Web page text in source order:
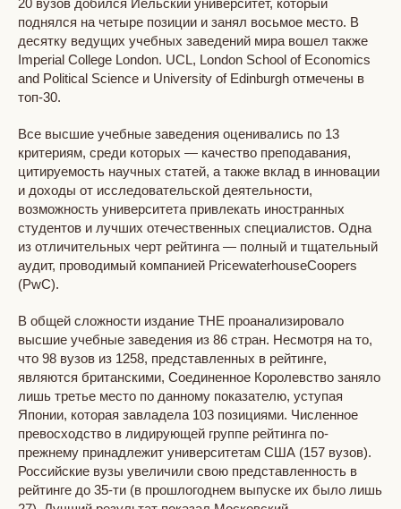
поднялся на четыре позиции и занял восьмое место. В
десятку ведущих учебных заведений мира вошел также
Imperial College London. UCL, London School of Economics
and Political Science и University of Edinburgh отмечены в
топ-30.
Все высшие учебные заведения оценивались по 13
критериям, среди которых — качество преподавания,
цитируемость научных статей, а также вклад в инновации
и доходы от исследовательской деятельности,
возможность университета привлекать иностранных
студентов и лучших отечественных специалистов. Одна
из отличительных черт рейтинга — полный и тщательный
аудит, проводимый компанией PricewaterhouseCoopers
(PwC).
В общей сложности издание THE проанализировало
высшие учебные заведения из 86 стран. Несмотря на то,
что 98 вузов из 1258, представленных в рейтинге,
являются британскими, Соединенное Королевство заняло
лишь третье место по данному показателю, уступая
Японии, которая завладела 103 позициями. Численное
превосходство в лидирующей группе рейтинга по-
прежнему принадлежит университетам США (157 вузов).
Российские вузы увеличили свою представленность в
рейтинге до 35-ти (в прошлогоднем выпуске их было лишь